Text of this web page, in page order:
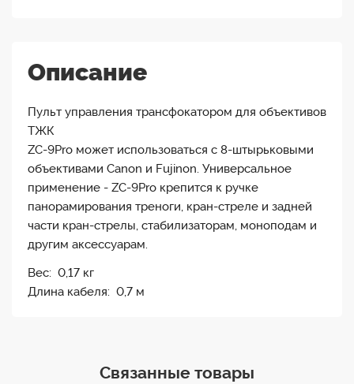
Описание
Пульт управления трансфокатором для объективов
ТЖК
ZC-9Pro может использоваться с 8-штырьковыми
объективами Canon и Fujinon. Универсальное
применение - ZC-9Pro крепится к ручке
панорамирования треноги, кран-стреле и задней
части кран-стрелы, стабилизаторам, моноподам и
другим аксессуарам.
Вес: 0,17 кг
Длина кабеля: 0,7 м
Связанные товары